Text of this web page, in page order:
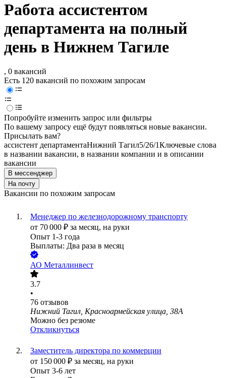
Работа ассистентом
департамента на полный
день в Нижнем Тагиле
, 0 вакансий
Есть 120 вакансий по похожим запросам
Попробуйте изменить запрос или фильтры
По вашему запросу ещё будут появляться новые вакансии.
Присылать вам?
ассистент департаментаНижний Тагил5/26/1Ключевые слова
в названии вакансии, в названии компании и в описании
вакансии
В мессенджер
На почту
Вакансии по похожим запросам
Менеджер по железнодорожному транспорту
от 70 000 ₽ за месяц, на руки
Опыт 1-3 года
Выплаты: Два раза в месяц
АО Металлинвест
3.7
•
76 отзывов
Нижний Тагил, Красноармейская улица, 38А
Можно без резюме
Откликнуться
Заместитель директора по коммерции
от 150 000 ₽ за месяц, на руки
Опыт 3-6 лет